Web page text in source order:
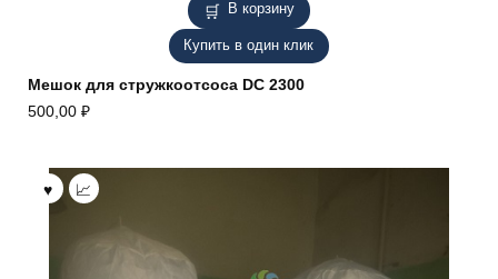
В корзину
Купить в один клик
Мешок для стружкоотсоса DC 2300
500,00 ₽